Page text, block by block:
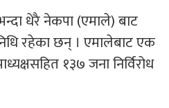
धेरै नेकपा (एमाले) बाट
रहेका छन् । एमालेबाट एक
१३७ जना निर्विरोध